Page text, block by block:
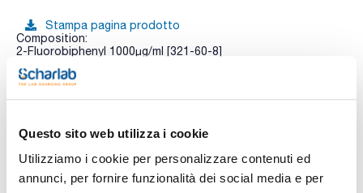
Questo sito web utilizza i cookie
Utilizziamo i cookie per personalizzare contenuti ed
annunci, per fornire funzionalità dei social media e per
Stampa pagina prodotto
Composition:
2-Fluorobiphenyl 1000µg/ml [321-60-8]
p-Terphenyl D14 1000µg/ml [1718-51-0]
Vedi di più
Documentazione tecnica